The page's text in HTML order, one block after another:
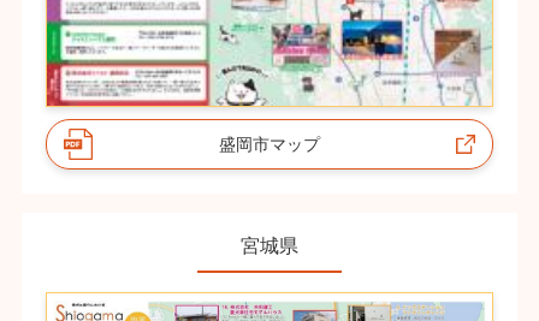
盛岡市マップ
宮城県